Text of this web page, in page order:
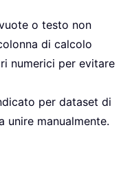
o testo non
di calcolo
numerici per evitare
per dataset di
unire manualmente.